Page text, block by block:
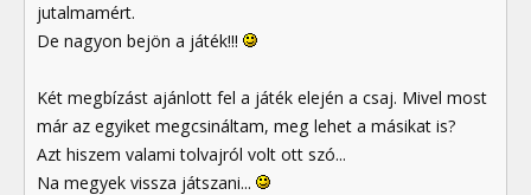
jutalmamért.
De nagyon bejön a játék!!!
Két megbízást ajánlott fel a játék elején a csaj. Mivel most
már az egyiket megcsináltam, meg lehet a másikat is?
Azt hiszem valami tolvajról volt ott szó...
Na megyek vissza játszani...